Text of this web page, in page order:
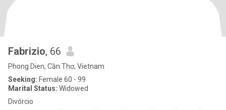
Fabrizio, 66
Phong Dien, Cần Thơ, Vietnam
Seeking: Female 60 - 99
Marital Status: Widowed
Divórcio